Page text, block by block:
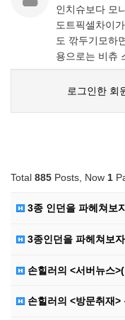
인치슈보다 모
도트픽셀차이
도 깎두기모하
용으로는 비츄
로그인한 회
Total 885 Posts, Now 1
3종 인던을 파헤쳐보자 2
3종인던을 파헤쳐보자 1
손힐러의 <서버뉴스>(공
손힐러의 <방문취재>